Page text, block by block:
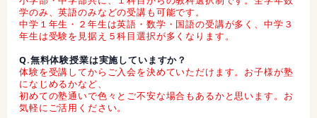
学のみ、英語のみなどの受講も可能です。
中学１年生・２年生は英語・数学・国語の受講が多く、中学３
年生は受験を見据え５科目選択が多くなります。
Q.無料体験授業は実施していますか？
体験を受講してからご入会を決めていただけます。お子様が塾
になじめるかなど、
初めての塾通いで色々とご不安な場合もあるかと思います。お
気軽にご活用ください。